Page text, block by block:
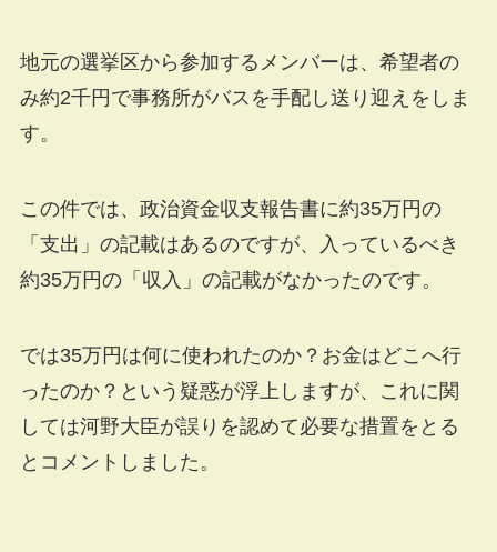
地元の選挙区から参加するメンバーは、希望者の
み約2千円で事務所がバスを手配し送り迎えをしま
す。
この件では、政治資金収支報告書に約35万円の
「支出」の記載はあるのですが、入っているべき
約35万円の「収入」の記載がなかったのです。
では35万円は何に使われたのか？お金はどこへ行
ったのか？という疑惑が浮上しますが、これに関
しては河野大臣が誤りを認めて必要な措置をとる
とコメントしました。